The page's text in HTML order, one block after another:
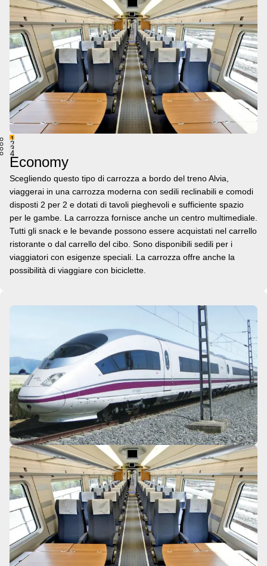
1
2
3
4
Economy
Scegliendo questo tipo di carrozza a bordo del treno Alvia,
viaggerai in una carrozza moderna con sedili reclinabili e comodi
disposti 2 per 2 e dotati di tavoli pieghevoli e sufficiente spazio
per le gambe. La carrozza fornisce anche un centro multimediale.
Tutti gli snack e le bevande possono essere acquistati nel carrello
ristorante o dal carrello del cibo. Sono disponibili sedili per i
viaggiatori con esigenze speciali. La carrozza offre anche la
possibilità di viaggiare con biciclette.